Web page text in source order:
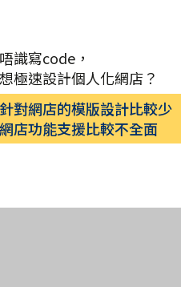
唔識寫code，
想極速設計個人化網店？
針對網店的模版設計比較少
網店功能支援比較不全面